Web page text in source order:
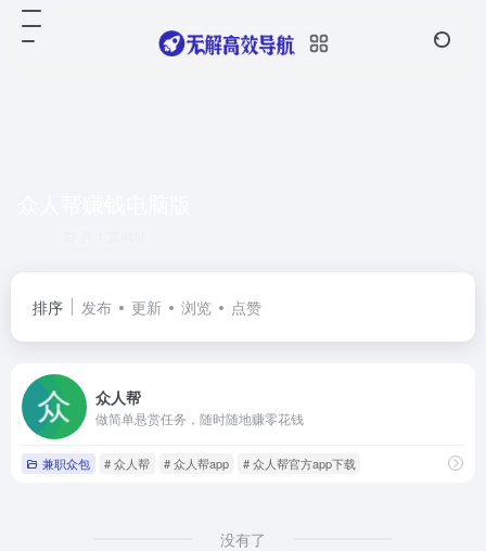
排序 发布 更新 浏览 点赞
众人帮
做简单悬赏任务，随时随地赚零花钱
兼职众包 # 众人帮 # 众人帮app # 众人帮官方app下载
没有了